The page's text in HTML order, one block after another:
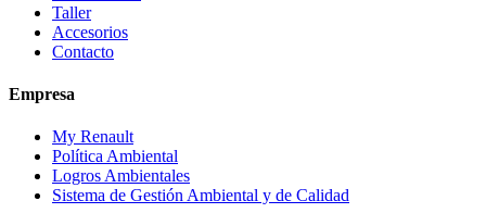
Taller
Accesorios
Contacto
Empresa
My Renault
Política Ambiental
Logros Ambientales
Sistema de Gestión Ambiental y de Calidad